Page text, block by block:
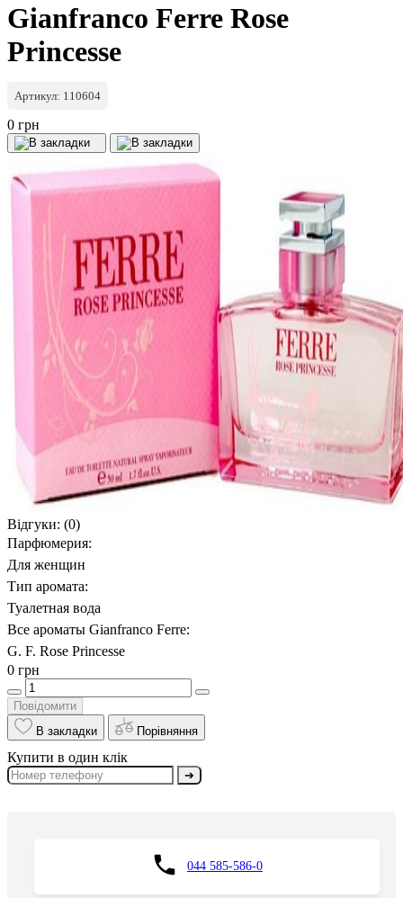
Gianfranco Ferre Rose
Princesse
Артикул: 110604
0 грн
Відгуки: (0)
Парфюмерия:
Для женщин
Тип аромата:
Туалетная вода
Все ароматы Gianfranco Ferre:
G. F. Rose Princesse
0 грн
Повідомити
В закладки
Порівняння
Купити в один клік
➔
044 585-586-0